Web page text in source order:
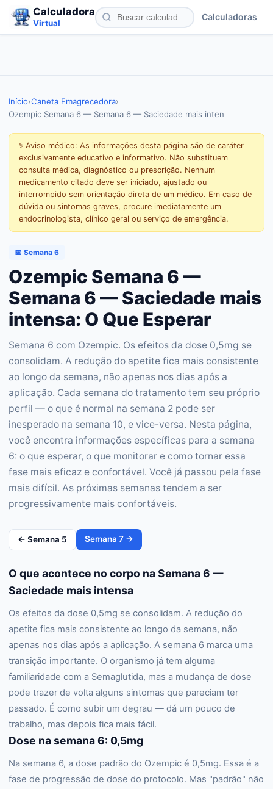
Calculadora
Virtual
Calculadoras
Início›Caneta Emagrecedora›
Ozempic Semana 6 — Semana 6 — Saciedade mais inten
⚕️ Aviso médico: As informações desta página são de caráter
exclusivamente educativo e informativo. Não substituem
consulta médica, diagnóstico ou prescrição. Nenhum
medicamento citado deve ser iniciado, ajustado ou
interrompido sem orientação direta de um médico. Em caso de
dúvida ou sintomas graves, procure imediatamente um
endocrinologista, clínico geral ou serviço de emergência.
📅 Semana 6
Ozempic Semana 6 —
Semana 6 — Saciedade mais
intensa: O Que Esperar
Semana 6 com Ozempic. Os efeitos da dose 0,5mg se
consolidam. A redução do apetite fica mais consistente
ao longo da semana, não apenas nos dias após a
aplicação. Cada semana do tratamento tem seu próprio
perfil — o que é normal na semana 2 pode ser
inesperado na semana 10, e vice-versa. Nesta página,
você encontra informações específicas para a semana
6: o que esperar, o que monitorar e como tornar essa
fase mais eficaz e confortável. Você já passou pela fase
mais difícil. As próximas semanas tendem a ser
progressivamente mais confortáveis.
← Semana 5 Semana 7 →
O que acontece no corpo na Semana 6 —
Saciedade mais intensa
Os efeitos da dose 0,5mg se consolidam. A redução do
apetite fica mais consistente ao longo da semana, não
apenas nos dias após a aplicação. A semana 6 marca uma
transição importante. O organismo já tem alguma
familiaridade com a Semaglutida, mas a mudança de dose
pode trazer de volta alguns sintomas que pareciam ter
passado. É como subir um degrau — dá um pouco de
trabalho, mas depois fica mais fácil.
Dose na semana 6: 0,5mg
Na semana 6, a dose padrão do Ozempic é 0,5mg. Essa é a
fase de progressão de dose do protocolo. Mas "padrão" não